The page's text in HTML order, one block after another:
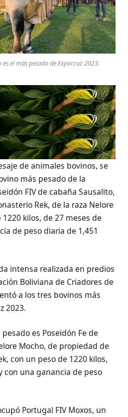
es el más pesado de Expocruz 2023.
de animales bovinos, se
más pesado de la
FIV de cabaña Sausalito,
Rek, de la raza Nelore
kilos, de 27 meses de
de peso diaria de 1,451
intensa realizada en predios
Boliviana de Criadores de
a los tres bovinos más
2023.
es Poseidón Fe de
Mocho, de propiedad de
con un peso de 1220 kilos,
con una ganancia de peso
Portugal FIV Moxos, un